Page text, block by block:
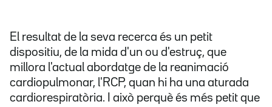
El resultat de la seva recerca és un petit
dispositiu, de la mida d'un ou d'estruç, que
millora l'actual abordatge de la reanimació
cardiopulmonar, l'RCP, quan hi ha una aturada
cardiorespiratòria. I això perquè és més petit que